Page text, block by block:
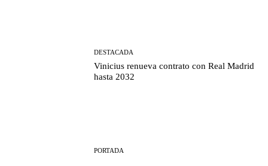
DESTACADA
Vinicius renueva contrato con Real Madrid
hasta 2032
PORTADA